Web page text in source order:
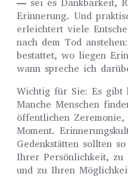
— sei es Dankbarkeit,
Erinnerung. Und
erleichtert viele
nach dem Tod
bestattet, wo liegen
wann spreche ich
Wichtig für Sie: Es gibt
Manche Menschen
öffentlichen
Moment.
Gedenkstätten sollten
Ihrer Persönlichkeit,
und zu Ihren